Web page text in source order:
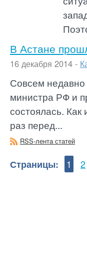
В Астане
16 декабря 2014 -
Совсем недавно
министра РФ и
состоялась. Как
раз перед...
RSS-лента статей
Страницы: 1 2